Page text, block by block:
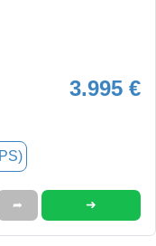
3.995 €
➦ ➜